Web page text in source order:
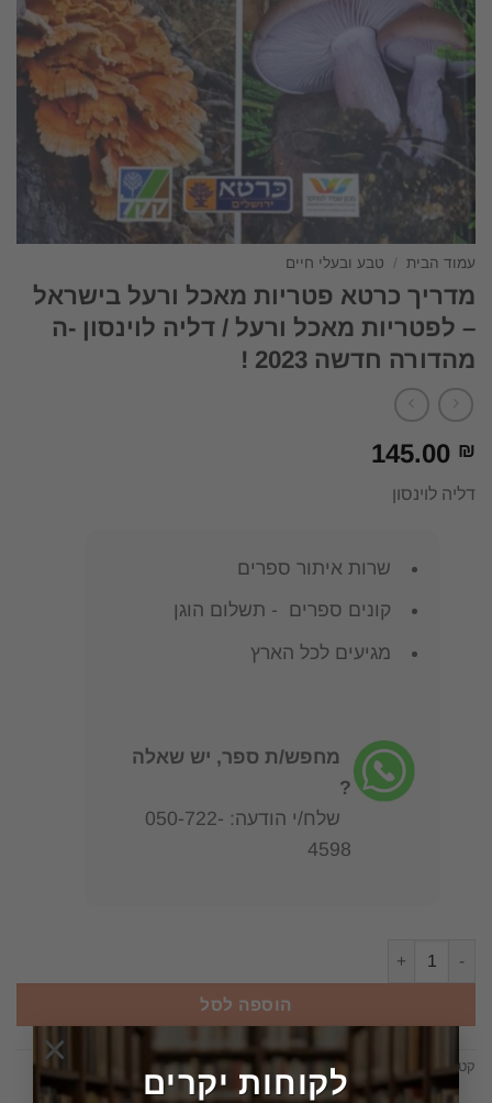
לקוחות יקרים
×
עמוד הבית / טבע ובעלי חיים
מדריך כרטא פטריות מאכל ורעל בישראל
– לפטריות מאכל ורעל / דליה לוינסון -ה
מהדורה חדשה 2023 !
145.00 ₪
דליה לוינסון
שרות איתור ספרים
קונים ספרים - תשלום הוגן
מגיעים לכל הארץ
מחפש/ת ספר, יש שאלה
?
שלח/י הודעה: 050-722-
4598
הוספה לסל
קטגוריות: טבע ובעלי חיים ,צמחי מרפא